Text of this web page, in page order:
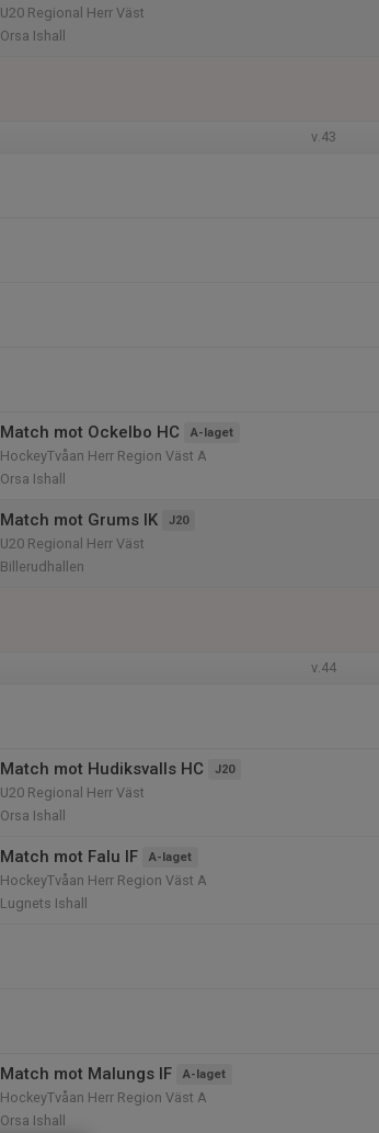
U20 Regional Herr Väst
Orsa Ishall
v.43
Match mot Ockelbo HC A-laget
HockeyTvåan Herr Region Väst A
Orsa Ishall
Match mot Grums IK J20
U20 Regional Herr Väst
Billerudhallen
v.44
Match mot Hudiksvalls HC J20
U20 Regional Herr Väst
Orsa Ishall
Match mot Falu IF A-laget
HockeyTvåan Herr Region Väst A
Lugnets Ishall
Match mot Malungs IF A-laget
HockeyTvåan Herr Region Väst A
Orsa Ishall